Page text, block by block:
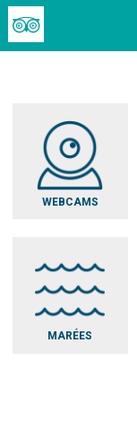
WEBCAMS
MARÉES